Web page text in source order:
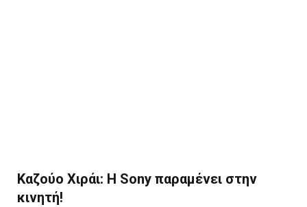
Καζούο Χιράι: Η Sony παραμένει στην
κινητή!